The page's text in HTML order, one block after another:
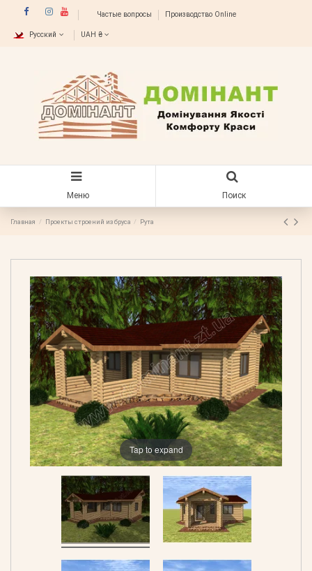
Частые вопросы Производство Online
Русский UAH ₴
Меню Поиск
Главная Проекты строений из бруса Рута
Tap to expand